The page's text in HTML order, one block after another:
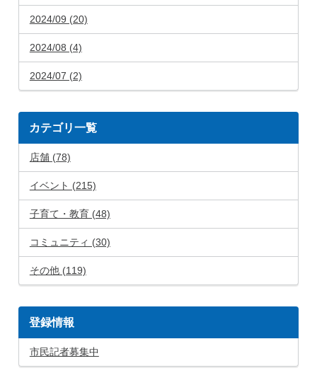
2024/09 (20)
2024/08 (4)
2024/07 (2)
カテゴリ一覧
店舗 (78)
イベント (215)
子育て・教育 (48)
コミュニティ (30)
その他 (119)
登録情報
市民記者募集中